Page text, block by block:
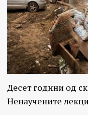
Десет години од
Ненаучените